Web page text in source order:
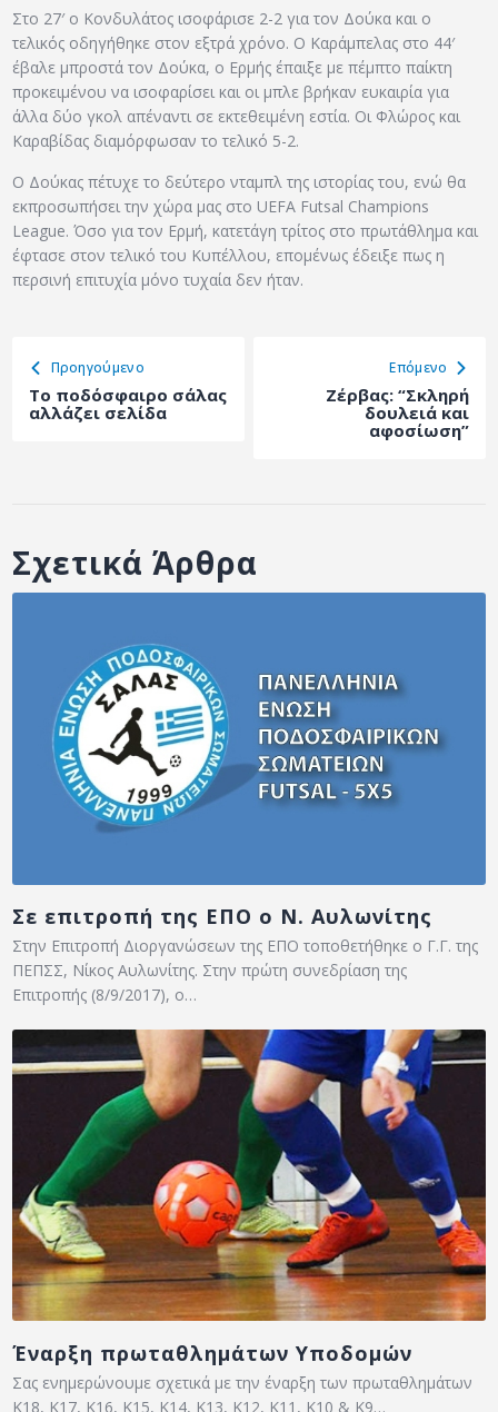
Στο 27′ ο Κονδυλάτος ισοφάρισε 2-2 για τον Δούκα και ο
τελικός οδηγήθηκε στον εξτρά χρόνο. Ο Καράμπελας στο 44′
έβαλε μπροστά τον Δούκα, ο Ερμής έπαιξε με πέμπτο παίκτη
προκειμένου να ισοφαρίσει και οι μπλε βρήκαν ευκαιρία για
άλλα δύο γκολ απέναντι σε εκτεθειμένη εστία. Οι Φλώρος και
Καραβίδας διαμόρφωσαν το τελικό 5-2.
Ο Δούκας πέτυχε το δεύτερο νταμπλ της ιστορίας του, ενώ θα
εκπροσωπήσει την χώρα μας στο UEFA Futsal Champions
League. Όσο για τον Ερμή, κατετάγη τρίτος στο πρωτάθλημα και
έφτασε στον τελικό του Κυπέλλου, επομένως έδειξε πως η
περσινή επιτυχία μόνο τυχαία δεν ήταν.
Προηγούμενο
Το ποδόσφαιρο σάλας
αλλάζει σελίδα
Eπόμενο
Ζέρβας: “Σκληρή
δουλειά και
αφοσίωση”
Σχετικά Άρθρα
Σε επιτροπή της ΕΠΟ ο Ν. Αυλωνίτης
Στην Επιτροπή Διοργανώσεων της ΕΠΟ τοποθετήθηκε ο Γ.Γ. της
ΠΕΠΣΣ, Νίκος Αυλωνίτης. Στην πρώτη συνεδρίαση της
Επιτροπής (8/9/2017), ο…
Έναρξη πρωταθλημάτων Υποδομών
Σας ενημερώνουμε σχετικά με την έναρξη των πρωταθλημάτων
Κ18, Κ17, Κ16, Κ15, Κ14, Κ13, Κ12, Κ11, Κ10 & Κ9…